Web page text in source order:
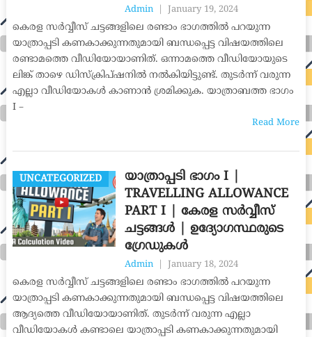
Admin January 19, 2024
കെരള സർവ്വീസ് ചട്ടങ്ങളിലെ രണ്ടാം ഭാഗത്തിൽ പറയുന്ന
യാത്രാപ്പടി കണകാക്കുന്നതുമായി ബന്ധപ്പെട്ട വിഷയത്തിലെ
രണ്ടാമത്തെ വീഡിയോയാണിത്. ഒന്നാമത്തെ വീഡിയോയുടെ
ലിങ്ക് താഴെ ഡിസ്ക്രിപ്ഷനിൽ നൽകിയിട്ടുണ്ട്. തുടർന്ന് വരുന്ന
എല്ലാ വീഡിയോകൾ കാണാൻ ശ്രമിക്കുക. യാത്രാബത്ത ഭാഗം
I –
Read More
UNCATEGORIZED
യാത്രാപ്പടി ഭാഗം I |
TRAVELLING ALLOWANCE
PART I | കേരള സർവ്വീസ്
ചട്ടങ്ങൾ | ഉദ്യോഗസ്ഥരുടെ
ഗ്രേഡുകൾ
Admin January 18, 2024
കെരള സർവ്വീസ് ചട്ടങ്ങളിലെ രണ്ടാം ഭാഗത്തിൽ പറയുന്ന
യാത്രാപ്പടി കണകാക്കുന്നതുമായി ബന്ധപ്പെട്ട വിഷയത്തിലെ
ആദ്യത്തെ വീഡിയോയാണിത്. തുടർന്ന് വരുന്ന എല്ലാ
വീഡിയോകൾ കണ്ടാലെ യാത്രാപ്പടി കണകാക്കുന്നതുമായി